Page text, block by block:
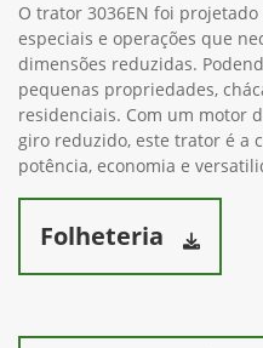
O trator 3036EN foi
especiais e operações que
dimensões reduzidas.
pequenas propriedades,
residenciais. Com um motor
giro reduzido, este trator é a
potência, economia e
Folheteria